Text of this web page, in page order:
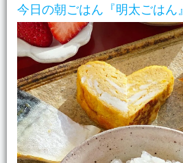
今日の朝ごはん『明太ごはん』